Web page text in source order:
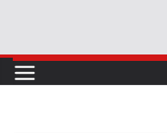
content